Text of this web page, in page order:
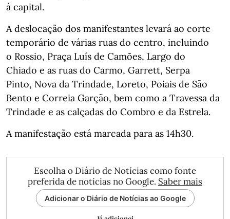
à capital.
A deslocação dos manifestantes levará ao corte
temporário de várias ruas do centro, incluindo
o Rossio, Praça Luís de Camões, Largo do
Chiado e as ruas do Carmo, Garrett, Serpa
Pinto, Nova da Trindade, Loreto, Poiais de São
Bento e Correia Garção, bem como a Travessa da
Trindade e as calçadas do Combro e da Estrela.
A manifestação está marcada para as 14h30.
Escolha o Diário de Notícias como fonte
preferida de notícias no Google. Saber mais
Adicionar o Diário de Notícias ao Google